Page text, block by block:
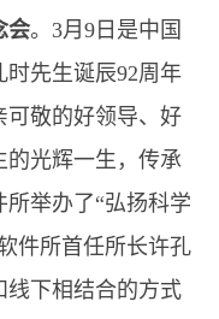
会。3月9日是中国
先生诞辰92周年
可敬的好领导、好
的光辉一生，传承
举办了“弘扬科学
件所首任所长许孔
线下相结合的方式